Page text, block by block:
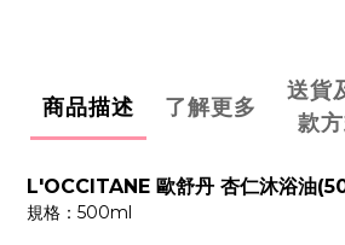
商品描述 了解更多
送貨
款
L'OCCITANE 歐舒丹 杏仁沐浴油
規格：500ml